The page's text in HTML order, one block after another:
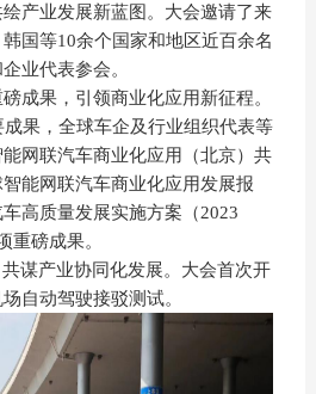
产业发展新蓝图。大会邀请了来
国等10余个国家和地区近百余名
业代表参会。
成果，引领商业化应用新征程。
果，全球车企及行业组织代表等
网联汽车商业化应用（北京）共
能网联汽车商业化应用发展报
高质量发展实施方案（2023
重磅成果。
谋产业协同化发展。大会首次开
自动驾驶接驳测试。